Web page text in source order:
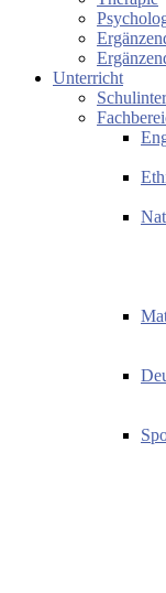
Unterricht